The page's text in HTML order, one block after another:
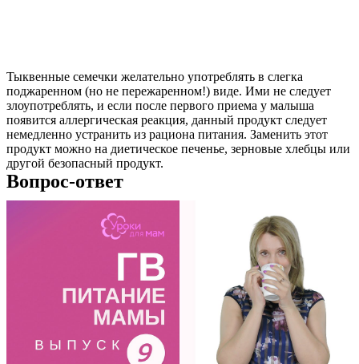
Тыквенные семечки желательно употреблять в слегка
поджаренном (но не пережаренном!) виде. Ими не следует
злоупотреблять, и если после первого приема у малыша
появится аллергическая реакция, данный продукт следует
немедленно устранить из рациона питания. Заменить этот
продукт можно на диетическое печенье, зерновые хлебцы или
другой безопасный продукт.
Вопрос-ответ